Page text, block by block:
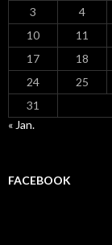
3
4
10
11
17
18
24
25
31
« Jan.
FACEBOOK